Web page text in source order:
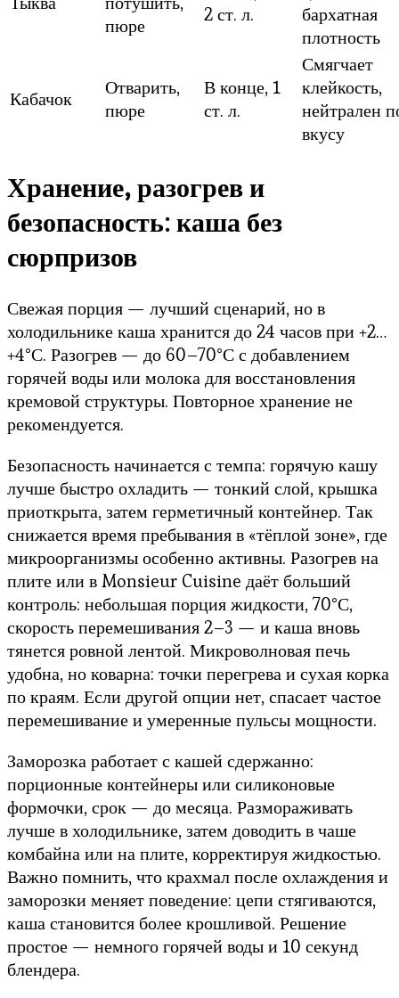
пюре
2 ст. л.
бархатная
плотность
Кабачок
Отварить,
пюре
В конце, 1
ст. л.
Смягчает
клейкость,
нейтрален
вкусу
Хранение, разогрев и
безопасность: каша без
сюрпризов
Свежая порция — лучший сценарий, но в
холодильнике каша хранится до 24 часов при +2…
+4°С. Разогрев — до 60–70°С с добавлением
горячей воды или молока для восстановления
кремовой структуры. Повторное хранение не
рекомендуется.
Безопасность начинается с темпа: горячую кашу
лучше быстро охладить — тонкий слой, крышка
приоткрыта, затем герметичный контейнер. Так
снижается время пребывания в «тёплой зоне», где
микроорганизмы особенно активны. Разогрев на
плите или в Monsieur Cuisine даёт больший
контроль: небольшая порция жидкости, 70°С,
скорость перемешивания 2–3 — и каша вновь
тянется ровной лентой. Микроволновая печь
удобна, но коварна: точки перегрева и сухая корка
по краям. Если другой опции нет, спасает частое
перемешивание и умеренные пульсы мощности.
Заморозка работает с кашей сдержанно:
порционные контейнеры или силиконовые
формочки, срок — до месяца. Размораживать
лучше в холодильнике, затем доводить в чаше
комбайна или на плите, корректируя жидкостью.
Важно помнить, что крахмал после охлаждения и
заморозки меняет поведение: цепи стягиваются,
каша становится более крошливой. Решение
простое — немного горячей воды и 10 секунд
блендера.